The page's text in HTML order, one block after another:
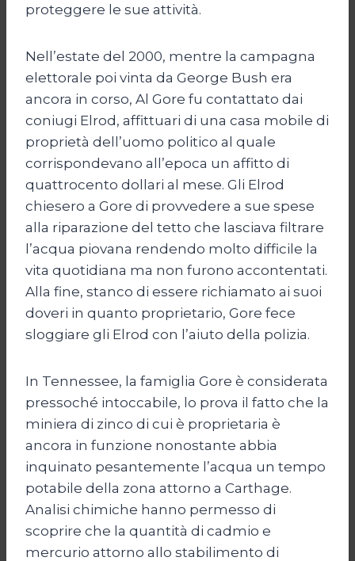
proteggere le sue attività.
Nell’estate del 2000, mentre la campagna
elettorale poi vinta da George Bush era
ancora in corso, Al Gore fu contattato dai
coniugi Elrod, affittuari di una casa mobile di
proprietà dell’uomo politico al quale
corrispondevano all’epoca un affitto di
quattrocento dollari al mese. Gli Elrod
chiesero a Gore di provvedere a sue spese
alla riparazione del tetto che lasciava filtrare
l’acqua piovana rendendo molto difficile la
vita quotidiana ma non furono accontentati.
Alla fine, stanco di essere richiamato ai suoi
doveri in quanto proprietario, Gore fece
sloggiare gli Elrod con l’aiuto della polizia.
In Tennessee, la famiglia Gore è considerata
pressoché intoccabile, lo prova il fatto che la
miniera di zinco di cui è proprietaria è
ancora in funzione nonostante abbia
inquinato pesantemente l’acqua un tempo
potabile della zona attorno a Carthage.
Analisi chimiche hanno permesso di
scoprire che la quantità di cadmio e
mercurio attorno allo stabilimento di